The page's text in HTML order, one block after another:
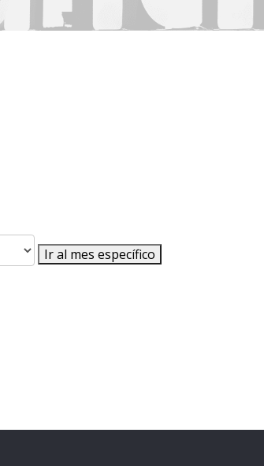
Ir al mes específico